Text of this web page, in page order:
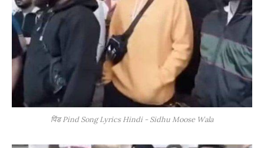
पिंड Pind Song Lyrics Hindi - Sidhu Moose Wala